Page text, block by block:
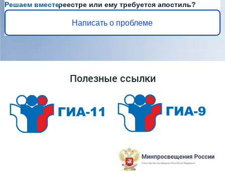
Решаем вместе
Диплома нет в реестре или ему требуется апостиль?
Написать о проблеме
Полезные ссылки